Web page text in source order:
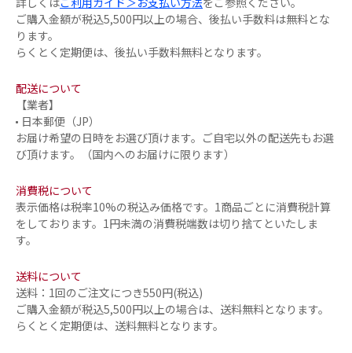
ご購入金額が税込5,500円以上の場合、後払い手数料は無料とな
ります。
らくとく定期便は、後払い手数料無料となります。
配送について
【業者】
日本郵便（JP）
お届け希望の日時をお選び頂けます。ご自宅以外の配送先もお選
び頂けます。（国内へのお届けに限ります）
消費税について
表示価格は税率10%の税込み価格です。1商品ごとに消費税計算
をしております。1円未満の消費税端数は切り捨てといたしま
す。
送料について
送料：1回のご注文につき550円(税込)
ご購入金額が税込5,500円以上の場合は、送料無料となります。
らくとく定期便は、送料無料となります。